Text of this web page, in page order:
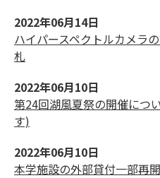
2022年06月14日
ハイパースペクトルカメラ
札
2022年06月10日
第24回湖風夏祭の開催につ
す)
2022年06月10日
本学施設の外部貸付一部再